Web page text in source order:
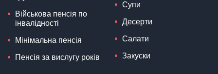
Військова пенсія по
інвалідності
Мінімальна пенсія
Пенсія за вислугу років
Супи
Десерти
Салати
Закуски